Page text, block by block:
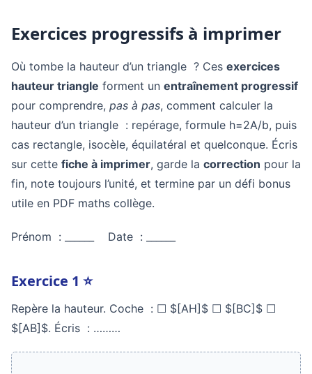
Exercices progressifs à imprimer
Où tombe la hauteur d’un triangle ? Ces exercices
hauteur triangle forment un entraînement progressif
pour comprendre, pas à pas, comment calculer la
hauteur d’un triangle : repérage, formule h=2A/b, puis
cas rectangle, isocèle, équilatéral et quelconque. Écris
sur cette fiche à imprimer, garde la correction pour la
fin, note toujours l’unité, et termine par un défi bonus
utile en PDF maths collège.
Prénom : ______ Date : ______
Exercice 1 ⭐
Repère la hauteur. Coche : ☐ $[AH]$ ☐ $[BC]$ ☐
$[AB]$. Écris : ………